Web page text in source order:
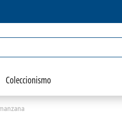
Coleccionismo